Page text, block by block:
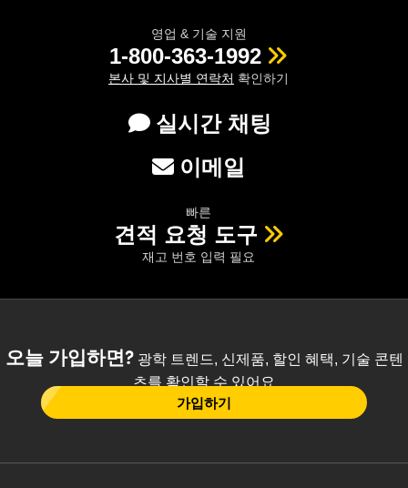
영업 & 기술 지원
1-800-363-1992
본사 및 지사별 연락처 확인하기
실시간 채팅
이메일
빠른
견적 요청 도구
재고 번호 입력 필요
오늘 가입하면?광학 트렌드, 신제품, 할인 혜택, 기술 콘텐
츠를 확인할 수 있어요
가입하기